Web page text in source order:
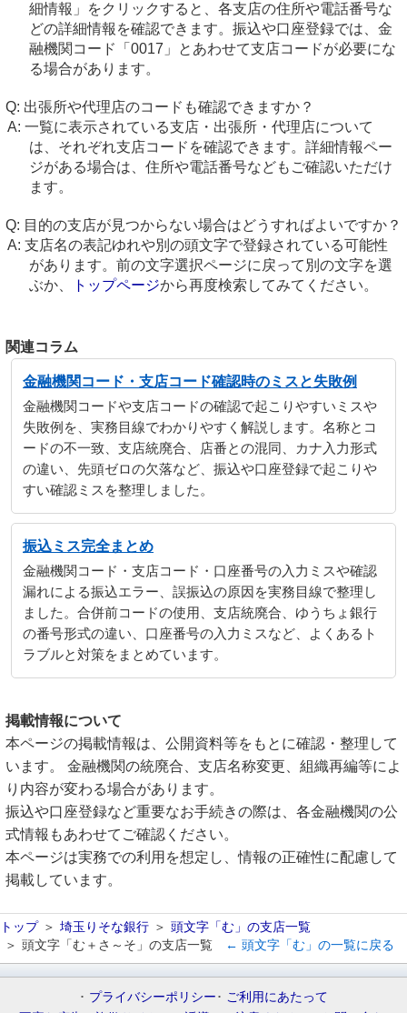
細情報」をクリックすると、各支店の住所や電話番号な
どの詳細情報を確認できます。振込や口座登録では、金
融機関コード「0017」とあわせて支店コードが必要にな
る場合があります。
出張所や代理店のコードも確認できますか？
一覧に表示されている支店・出張所・代理店について
は、それぞれ支店コードを確認できます。詳細情報ペー
ジがある場合は、住所や電話番号などもご確認いただけ
ます。
目的の支店が見つからない場合はどうすればよいですか？
支店名の表記ゆれや別の頭文字で登録されている可能性
があります。前の文字選択ページに戻って別の文字を選
ぶか、
トップページから再度検索してみてください。
関連コラム
金融機関コード・支店コード確認時のミスと失敗例
金融機関コードや支店コードの確認で起こりやすいミスや
失敗例を、実務目線でわかりやすく解説します。名称とコ
ードの不一致、支店統廃合、店番との混同、カナ入力形式
の違い、先頭ゼロの欠落など、振込や口座登録で起こりや
すい確認ミスを整理しました。
振込ミス完全まとめ
金融機関コード・支店コード・口座番号の入力ミスや確認
漏れによる振込エラー、誤振込の原因を実務目線で整理し
ました。合併前コードの使用、支店統廃合、ゆうちょ銀行
の番号形式の違い、口座番号の入力ミスなど、よくあるト
ラブルと対策をまとめています。
掲載情報について
本ページの掲載情報は、公開資料等をもとに確認・整理して
います。 金融機関の統廃合、支店名称変更、組織再編等によ
り内容が変わる場合があります。
振込や口座登録など重要なお手続きの際は、各金融機関の公
式情報もあわせてご確認ください。
本ページは実務での利用を想定し、情報の正確性に配慮して
掲載しています。
トップ 埼玉りそな銀行
頭文字「む」の支店一覧
頭文字「む＋さ～そ」の支店一覧
← 頭文字「む」の一覧に戻る
プライバシーポリシー
ご利用にあたって